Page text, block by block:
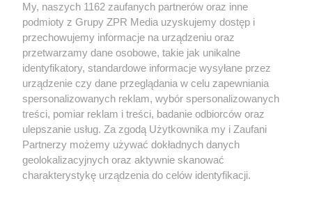
Żaden utwór zamieszczony w serwisie nie może być powielany i
rozpowszechniany lub dalej rozpowszechniany w jakikolwiek sposób (w
tym także elektroniczny lub mechaniczny) na jakimkolwiek polu
eksploatacji w jakiejkolwiek formie, włącznie z umieszczaniem w
Internecie bez pisemnej zgody właściciela praw. Jakiekolwiek użycie lub
wykorzystanie utworów w całości lub w części z naruszeniem prawa,
tzn. bez właściwej zgody, jest zabronione pod groźbą kary i może być
ścigane prawnie.
My, naszych 1162 zaufanych partnerów oraz inne
podmioty z Grupy ZPR Media uzyskujemy dostęp i
przechowujemy informacje na urządzeniu oraz
przetwarzamy dane osobowe, takie jak unikalne
identyfikatory, standardowe informacje wysyłane przez
urządzenie czy dane przeglądania w celu zapewniania
spersonalizowanych reklam, wybór spersonalizowanych
treści, pomiar reklam i treści, badanie odbiorców oraz
ulepszanie usług. Za zgodą Użytkownika my i Zaufani
Partnerzy możemy używać dokładnych danych
geolokalizacyjnych oraz aktywnie skanować
charakterystykę urządzenia do celów identyfikacji.